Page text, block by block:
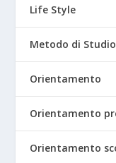
Life Style
Metodo di Studio
Orientamento
Orientamento
Orientamento